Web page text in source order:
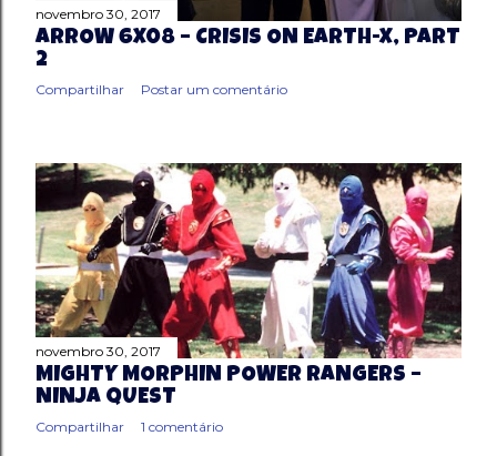
novembro 30, 2017
ARROW 6X08 – CRISIS ON EARTH-X, PART
2
Compartilhar Postar um comentário
novembro 30, 2017
MIGHTY MORPHIN POWER RANGERS –
NINJA QUEST
Compartilhar 1 comentário